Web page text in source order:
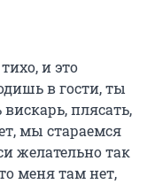
и это
в гости, ты
плясать,
мы стараемся
желательно так
меня там нет,